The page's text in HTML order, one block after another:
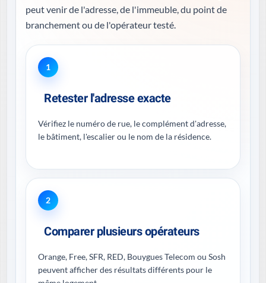
peut venir de l'adresse, de l'immeuble, du point de
branchement ou de l'opérateur testé.
1
Retester l'adresse exacte
Vérifiez le numéro de rue, le complément d'adresse,
le bâtiment, l'escalier ou le nom de la résidence.
2
Comparer plusieurs opérateurs
Orange, Free, SFR, RED, Bouygues Telecom ou Sosh
peuvent afficher des résultats différents pour le